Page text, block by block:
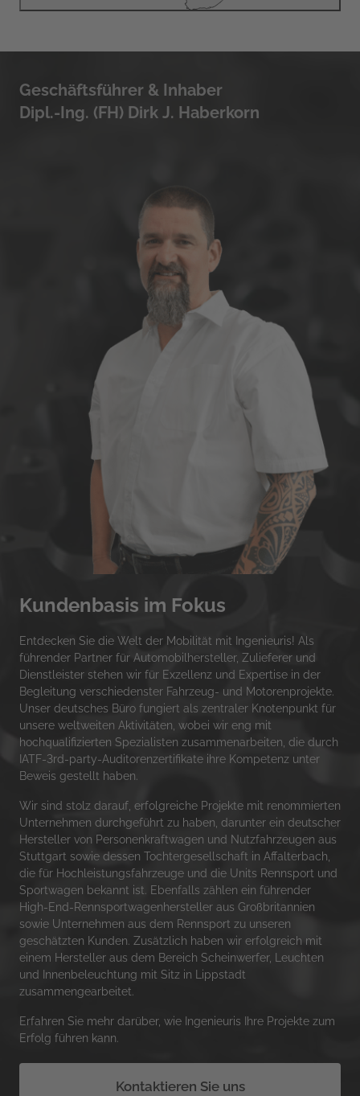
Geschäftsführer & Inhaber
Dipl.-Ing. (FH) Dirk J. Haberkorn
Kundenbasis im Fokus
Entdecken Sie die Welt der Mobilität mit Ingenieuris! Als
führender Partner für Automobilhersteller, Zulieferer und
Dienstleister stehen wir für Exzellenz und Expertise in der
Begleitung verschiedenster Fahrzeug- und Motorenprojekte.
Unser deutsches Büro fungiert als zentraler Knotenpunkt für
unsere weltweiten Aktivitäten, wobei wir eng mit
hochqualifizierten Spezialisten zusammenarbeiten, die durch
IATF-3rd-party-Auditorenzertifikate ihre Kompetenz unter
Beweis gestellt haben.
Wir sind stolz darauf, erfolgreiche Projekte mit renommierten
Unternehmen durchgeführt zu haben, darunter ein deutscher
Hersteller von Personenkraftwagen und Nutzfahrzeugen aus
Stuttgart sowie dessen Tochtergesellschaft in Affalterbach,
die für Hochleistungsfahrzeuge und die Units Rennsport und
Sportwagen bekannt ist. Ebenfalls zählen ein führender
High-End-Rennsportwagenhersteller aus Großbritannien
sowie Unternehmen aus dem Rennsport zu unseren
geschätzten Kunden. Zusätzlich haben wir erfolgreich mit
einem Hersteller aus dem Bereich Scheinwerfer, Leuchten
und Innenbeleuchtung mit Sitz in Lippstadt
zusammengearbeitet.
Erfahren Sie mehr darüber, wie Ingenieuris Ihre Projekte zum
Erfolg führen kann.
Kontaktieren Sie uns